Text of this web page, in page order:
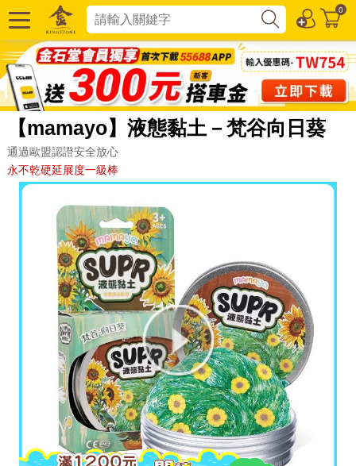
0
【mamayo】液態黏土－梵谷向日葵
通過歐盟認證安全放心
永不乾硬延展度一級棒